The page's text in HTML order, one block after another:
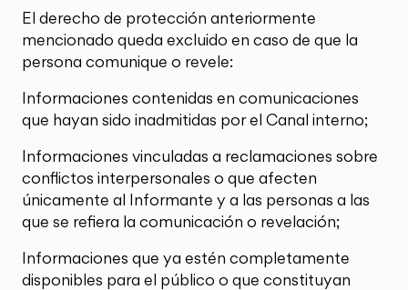
El derecho de protección anteriormente
mencionado queda excluido en caso de que la
persona comunique o revele:
Informaciones contenidas en comunicaciones
que hayan sido inadmitidas por el Canal interno;
Informaciones vinculadas a reclamaciones sobre
conflictos interpersonales o que afecten
únicamente al Informante y a las personas a las
que se refiera la comunicación o revelación;
Informaciones que ya estén completamente
disponibles para el público o que constituyan